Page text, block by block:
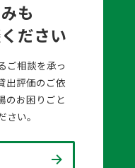
も
ださい
ご相談を承っ
出評価のご依
のお困りごと
い。